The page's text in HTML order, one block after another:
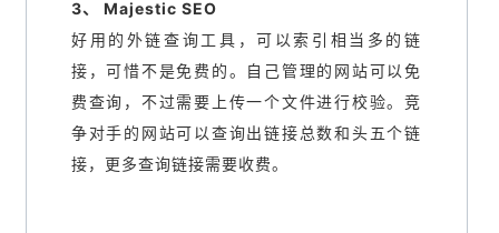
3、 Majestic SEO
好用的外链查询工具，可以索引相当多的链
接，可惜不是免费的。自己管理的网站可以免
费查询，不过需要上传一个文件进行校验。竞
争对手的网站可以查询出链接总数和头五个链
接，更多查询链接需要收费。